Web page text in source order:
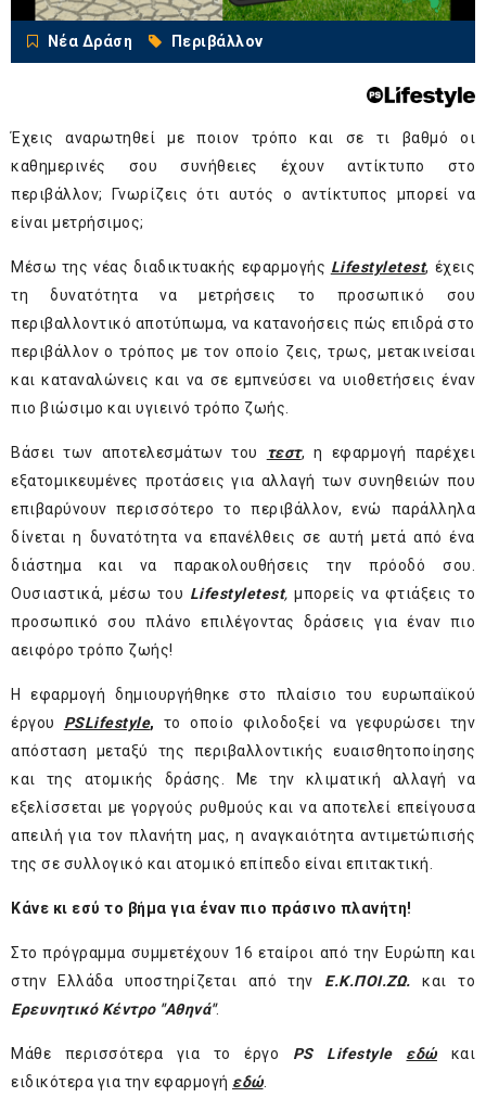
Νέα Δράση Περιβάλλον
Έχεις αναρωτηθεί με ποιον τρόπο και σε τι βαθμό οι
καθημερινές σου συνήθειες έχουν αντίκτυπο στο
περιβάλλον; Γνωρίζεις ότι αυτός ο αντίκτυπος μπορεί να
είναι μετρήσιμος;
Μέσω της νέας διαδικτυακής εφαρμογής Lifestyletest, έχεις
τη δυνατότητα να μετρήσεις το προσωπικό σου
περιβαλλοντικό αποτύπωμα, να κατανοήσεις πώς επιδρά στο
περιβάλλον ο τρόπος με τον οποίο ζεις, τρως, μετακινείσαι
και καταναλώνεις και να σε εμπνεύσει να υιοθετήσεις έναν
πιο βιώσιμο και υγιεινό τρόπο ζωής.
Βάσει των αποτελεσμάτων του τεστ, η εφαρμογή παρέχει
εξατομικευμένες προτάσεις για αλλαγή των συνηθειών που
επιβαρύνουν περισσότερο το περιβάλλον, ενώ παράλληλα
δίνεται η δυνατότητα να επανέλθεις σε αυτή μετά από ένα
διάστημα και να παρακολουθήσεις την πρόοδό σου.
Ουσιαστικά, μέσω του Lifestyletest, μπορείς να φτιάξεις το
προσωπικό σου πλάνο επιλέγοντας δράσεις για έναν πιο
αειφόρο τρόπο ζωής!
Η εφαρμογή δημιουργήθηκε στο πλαίσιο του ευρωπαϊκού
έργου PSLifestyle, το οποίο φιλοδοξεί να γεφυρώσει την
απόσταση μεταξύ της περιβαλλοντικής ευαισθητοποίησης
και της ατομικής δράσης. Με την κλιματική αλλαγή να
εξελίσσεται με γοργούς ρυθμούς και να αποτελεί επείγουσα
απειλή για τον πλανήτη μας, η αναγκαιότητα αντιμετώπισής
της σε συλλογικό και ατομικό επίπεδο είναι επιτακτική.
Κάνε κι εσύ το βήμα για έναν πιο πράσινο πλανήτη!
Στο πρόγραμμα συμμετέχουν 16 εταίροι από την Ευρώπη και
στην Ελλάδα υποστηρίζεται από την Ε.Κ.ΠΟΙ.ΖΩ. και το
Ερευνητικό Κέντρο "Αθηνά".
Μάθε περισσότερα για το έργο PSLifestyle εδώκαι
ειδικότερα για την εφαρμογή εδώ.